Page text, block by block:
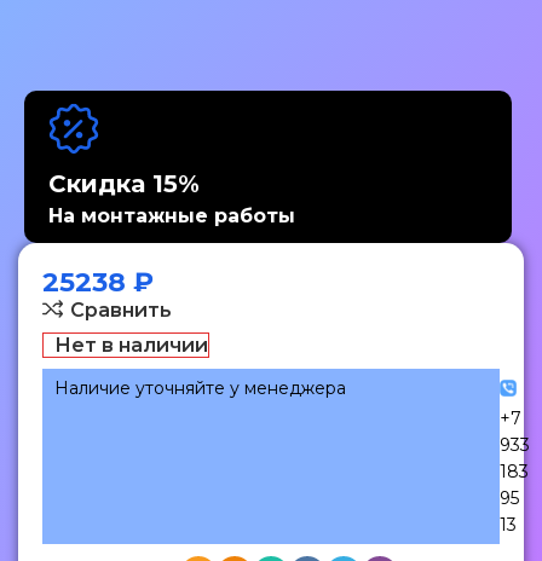
Скидка 15%
На монтажные работы
25238 ₽
Сравнить
Нет в наличии
Наличие уточняйте у менеджера
+7
933
183
95
13